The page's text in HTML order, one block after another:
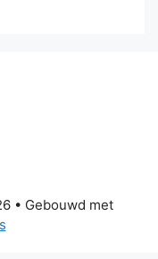
• Gebouwd met